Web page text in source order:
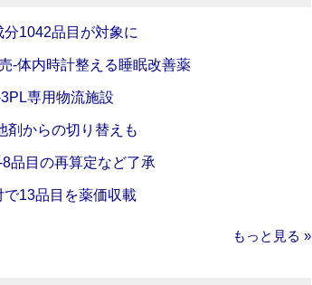
分1042品目が対象に
‐体内時計整える睡眠改善薬
専用物流施設
剤からの切り替えも
品目の再算定など了承
で13品目を薬価収載
もっと見る »